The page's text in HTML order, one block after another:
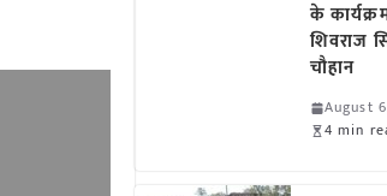
के
शिवराज
चौहान
August
4 min